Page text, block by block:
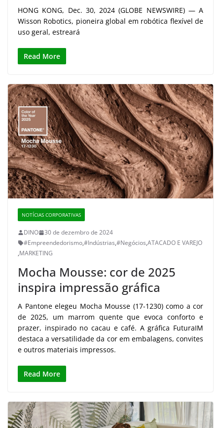
HONG KONG, Dec. 30, 2024 (GLOBE NEWSWIRE) — A
Wisson Robotics, pioneira global em robótica flexível de
uso geral, estreará
Read More
NOTÍCIAS CORPORATIVAS
DINO
30 de dezembro de 2024
#Empreendedorismo,#Indústrias,#Negócios,ATACADO E VAREJO
,MARKETING
Mocha Mousse: cor de 2025
inspira impressão gráfica
A Pantone elegeu Mocha Mousse (17-1230) como a cor
de 2025, um marrom quente que evoca conforto e
prazer, inspirado no cacau e café. A gráfica FuturaIM
destaca a versatilidade da cor em embalagens, convites
e outros materiais impressos.
Read More